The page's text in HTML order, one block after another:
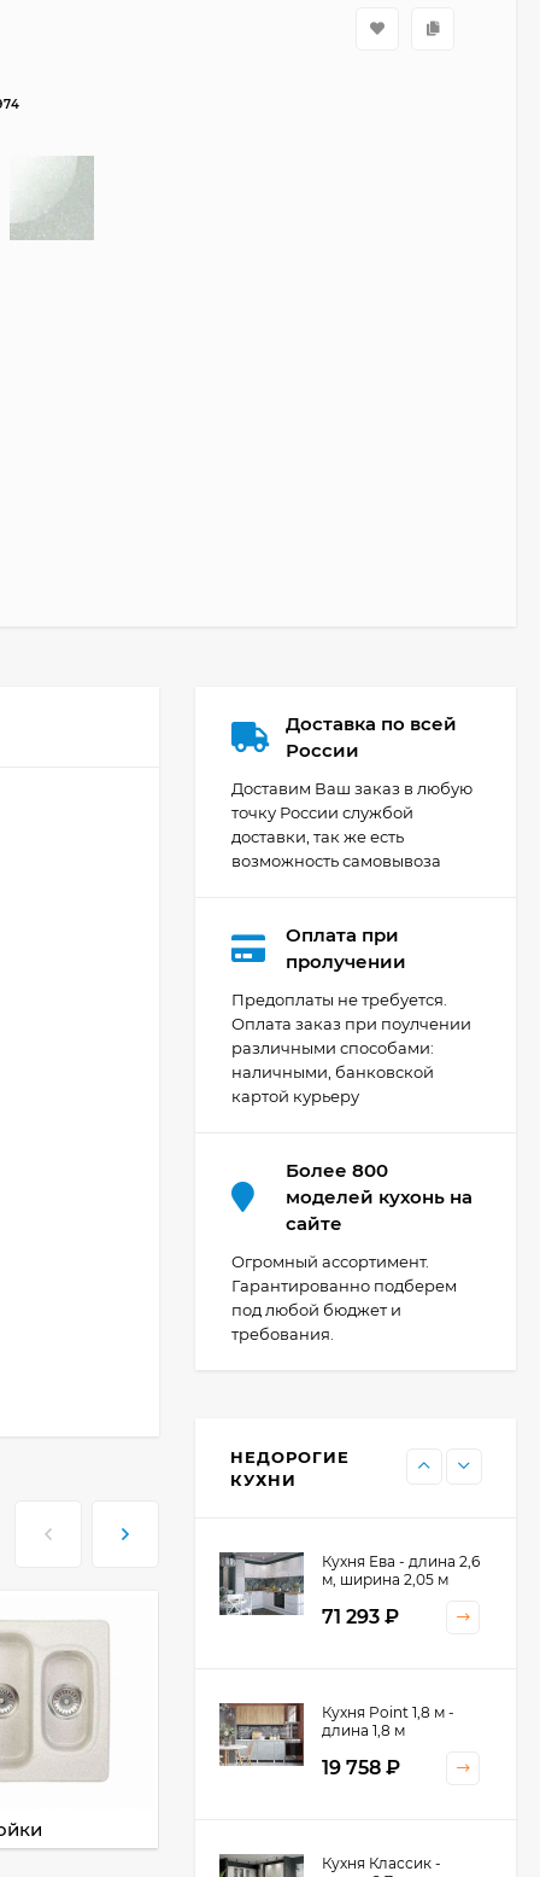
Доставка по всей
России
Доставим Ваш заказ в любую
точку России службой
доставки, так же есть
возможность самовывоза
Оплата при
пролучении
Предоплаты не требуется.
Оплата заказ при поулчении
различными способами:
наличными, банковской
картой курьеру
Более 800
моделей кухонь на
сайте
Огромный ассортимент.
Гарантированно подберем
под любой бюджет и
требования.
НЕДОРОГИЕ
КУХНИ
Кухня Мишель -
длина 4,2 м
69 303₽
Кухня Принцесса -
44 091
Кухня Point 1,2 м -
13 655₽
11 476
Кухня Ева - длина 2,6
м, ширина 2,05 м
71 293 ₽
Кухня Point 1,8 м -
длина 1,8 м
19 758 ₽
Кухня Классик -
Кухня Принцесса -
длина 2,4 м
38 767₽
Кухня Оптима - длина